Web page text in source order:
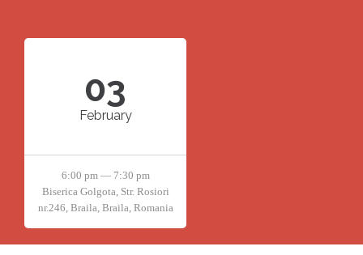
03
February
6:00 pm — 7:30 pm
Biserica Golgota, Str. Rosiori
nr.246, Braila, Braila, Romania